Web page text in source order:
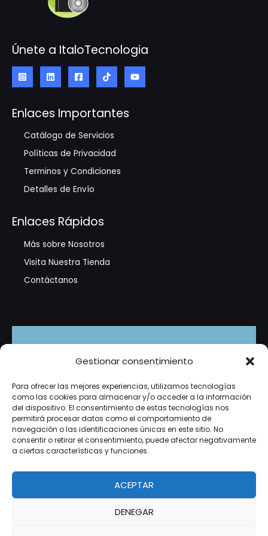
Gestionar consentimiento
Para ofrecer las mejores experiencias, utilizamos tecnologías
como las cookies para almacenar y/o acceder a la información
del dispositivo. El consentimiento de estas tecnologías nos
permitirá procesar datos como el comportamiento de
navegación o las identificaciones únicas en este sitio. No
consentir o retirar el consentimiento, puede afectar negativamente
a ciertas características y funciones.
ACEPTAR
DENEGAR
Únete a ItaloTecnologia
Enlaces Importantes
Catálogo de Servicios
Políticas de Privacidad
Terminos y Condiciones
Detalles de Envío
Enlaces Rápidos
Más sobre Nosotros
Visita Nuestra Tienda
Contáctanos
Suscríbete
Recibe promociones exclusivas, tutoriales en video y
novedades del mundo de la tecnología directamente
en tu correo. ¡Es gratis!